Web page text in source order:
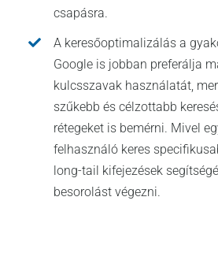
csapásra.
A keresőoptimalizálás a
Google is jobban preferálja
kulcsszavak használatát,
szűkebb és célzottabb
rétegeket is bemérni. Mivel
felhasználó keres
long-tail kifejezések
besorolást végezni.